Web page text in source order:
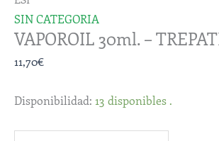
SIN CATEGORIA
VAPOROIL 30ml. –
11,70€
Disponibilidad: 13 disponibles .